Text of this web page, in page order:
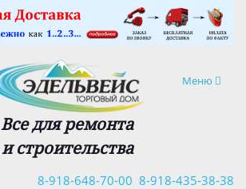
Навигация
Меню
Все для ремонта
и строительства
8-918-435-38-38
8-918-648-70-00